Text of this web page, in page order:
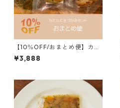
【10％OFF/おまとめ便】カミ
カミ手づかみセット（9・10・
11か月頃）2セット
¥3,888